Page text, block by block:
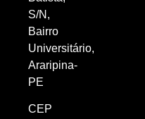
S/N,
Bairro
Universitário,
Araripina-
PE
CEP